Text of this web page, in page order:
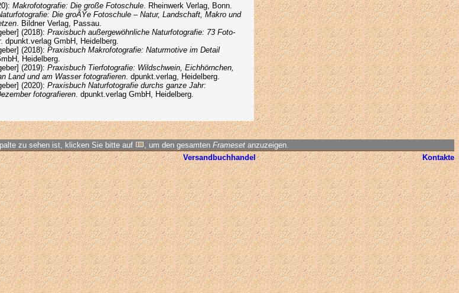
Makrofotografie: Die große Fotoschule . Rheinwerk Verlag, Bonn.
Die groÃŸe Fotoschule – Natur, Landschaft, Makro und
. Bildner Verlag, Passau.
(2018): Praxisbuch außergewöhnliche Naturfotografie: 73 Foto-
. dpunkt.verlag GmbH, Heidelberg.
(2018): Praxisbuch Makrofotografie: Naturmotive im Detail
Heidelberg.
(2019): Praxisbuch Tierfotografie: Wildschwein, Eichhörnchen,
Land und am Wasser fotografieren . dpunkt.verlag, Heidelberg.
(2020): Praxisbuch Naturfotografie durchs ganze Jahr:
fotografieren . dpunkt.verlag GmbH, Heidelberg.
zu sehen ist, klicken Sie bitte auf , um den gesamten Frameset anzuzeigen.
Versandbuchhandel
Kontakte